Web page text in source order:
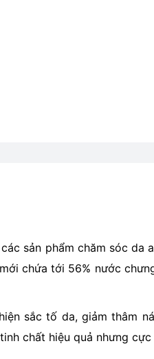
sản phẩm chăm sóc da
chứa tới 56% nước
sắc tố da, giảm thâm
chất hiệu quả nhưng